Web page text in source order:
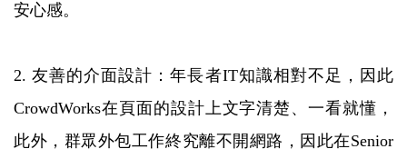
安心感。
2. 友善的介面設計：年長者IT知識相對不足，因此
CrowdWorks在頁面的設計上文字清楚、一看就懂，
此外，群眾外包工作終究離不開網路，因此在Senior